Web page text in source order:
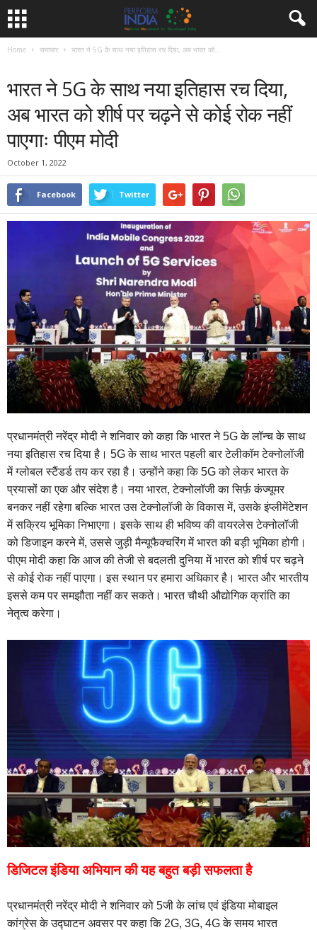
Home समाचार भारत ने 5G के साथ नया इतिहास रच दिया, अब भारत को...
भारत ने 5G के साथ नया इतिहास रच दिया,
अब भारत को शीर्ष पर चढ़ने से कोई रोक नहीं
पाएगाः पीएम मोदी
October 1, 2022
Facebook Twitter
प्रधानमंत्री नरेंद्र मोदी ने शनिवार को कहा कि भारत ने 5G के लॉन्च के साथ
नया इतिहास रच दिया है। 5G के साथ भारत पहली बार टेलीकॉम टेक्नोलॉजी
में ग्लोबल स्टैंडर्ड तय कर रहा है। उन्होंने कहा कि 5G को लेकर भारत के
प्रयासों का एक और संदेश है। नया भारत, टेक्नोलॉजी का सिर्फ़ कंज्यूमर
बनकर नहीं रहेगा बल्कि भारत उस टेक्नोलॉजी के विकास में, उसके इंप्लीमेंटेशन
में सक्रिय भूमिका निभाएगा। इसके साथ ही भविष्य की वायरलेस टेक्नोलॉजी
को डिजाइन करने में, उससे जुड़ी मैन्यूफैक्चरिंग में भारत की बड़ी भूमिका होगी।
पीएम मोदी कहा कि आज की तेजी से बदलती दुनिया में भारत को शीर्ष पर चढ़ने
से कोई रोक नहीं पाएगा। इस स्थान पर हमारा अधिकार है। भारत और भारतीय
इससे कम पर समझौता नहीं कर सकते। भारत चौथी औद्योगिक क्रांति का
नेतृत्व करेगा।
डिजिटल इंडिया अभियान की यह बहुत बड़ी सफलता है
प्रधानमंत्री नरेंद्र मोदी ने शनिवार को 5जी के लांच एवं इंडिया मोबाइल
कांग्रेस के उद्घाटन अवसर पर कहा कि 2G, 3G, 4G के समय भारत